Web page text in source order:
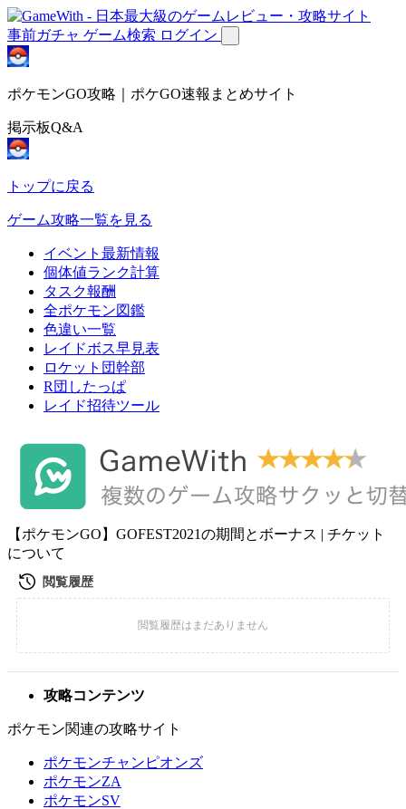
事前ガチャ ゲーム検索 ログイン
ポケモンGO攻略｜ポケGO速報まとめサイト
掲示板Q&A
トップに戻る
ゲーム攻略一覧を見る
イベント最新情報
個体値ランク計算
タスク報酬
全ポケモン図鑑
色違い一覧
レイドボス早見表
ロケット団幹部
R団したっぱ
レイド招待ツール
【ポケモンGO】GOFEST2021の期間とボーナス | チケット
について
攻略コンテンツ
ポケモン関連の攻略サイト
ポケモンチャンピオンズ
ポケモンZA
ポケモンSV